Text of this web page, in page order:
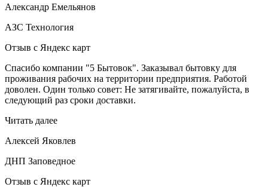
Александр Емельянов
АЗС Технология
Отзыв с Яндекс карт
Спасибо компании "5 Бытовок". Заказывал бытовку для
проживания рабочих на территории предприятия. Работой
доволен. Один только совет: Не затягивайте, пожалуйста, в
следующий раз сроки доставки.
Читать далее
Алексей Яковлев
ДНП Заповедное
Отзыв с Яндекс карт